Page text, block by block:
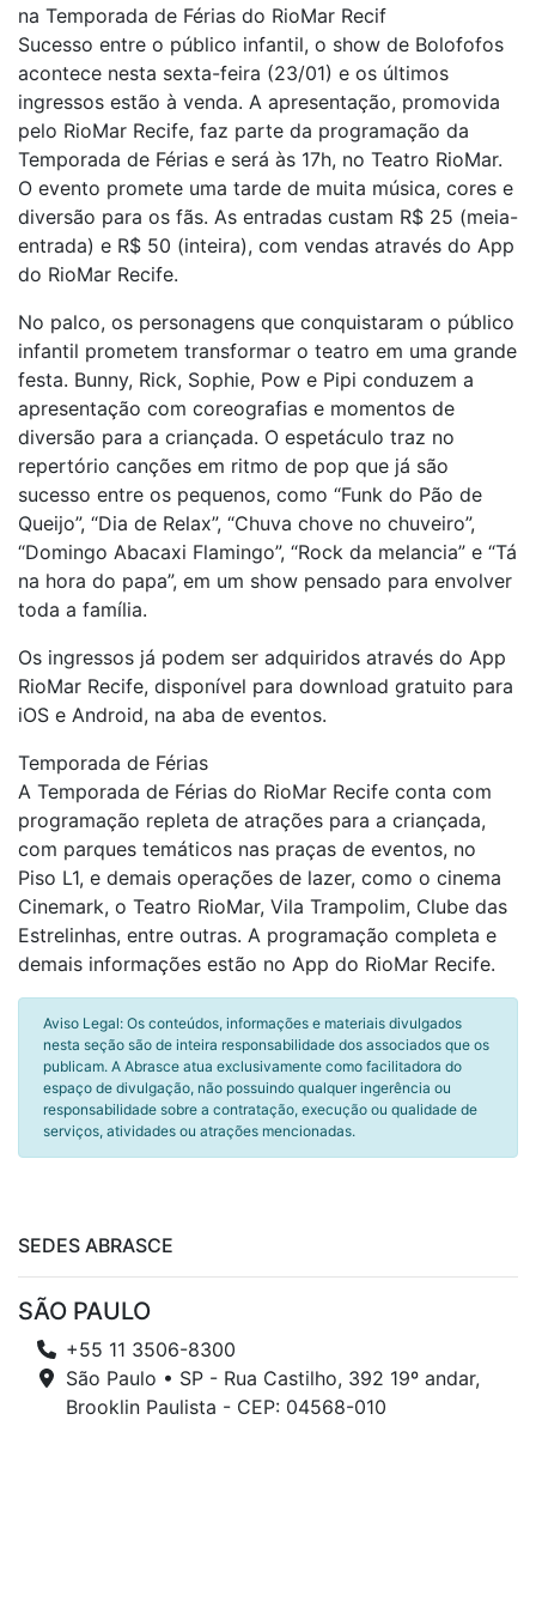
na Temporada de Férias do RioMar Recif
Sucesso entre o público infantil, o show de Bolofofos
acontece nesta sexta-feira (23/01) e os últimos
ingressos estão à venda. A apresentação, promovida
pelo RioMar Recife, faz parte da programação da
Temporada de Férias e será às 17h, no Teatro RioMar.
O evento promete uma tarde de muita música, cores e
diversão para os fãs. As entradas custam R$ 25 (meia-
entrada) e R$ 50 (inteira), com vendas através do App
do RioMar Recife.
No palco, os personagens que conquistaram o público
infantil prometem transformar o teatro em uma grande
festa. Bunny, Rick, Sophie, Pow e Pipi conduzem a
apresentação com coreografias e momentos de
diversão para a criançada. O espetáculo traz no
repertório canções em ritmo de pop que já são
sucesso entre os pequenos, como “Funk do Pão de
Queijo”, “Dia de Relax”, “Chuva chove no chuveiro”,
“Domingo Abacaxi Flamingo”, “Rock da melancia” e “Tá
na hora do papa”, em um show pensado para envolver
toda a família.
Os ingressos já podem ser adquiridos através do App
RioMar Recife, disponível para download gratuito para
iOS e Android, na aba de eventos.
Temporada de Férias
A Temporada de Férias do RioMar Recife conta com
programação repleta de atrações para a criançada,
com parques temáticos nas praças de eventos, no
Piso L1, e demais operações de lazer, como o cinema
Cinemark, o Teatro RioMar, Vila Trampolim, Clube das
Estrelinhas, entre outras. A programação completa e
demais informações estão no App do RioMar Recife.
Aviso Legal: Os conteúdos, informações e materiais divulgados
nesta seção são de inteira responsabilidade dos associados que os
publicam. A Abrasce atua exclusivamente como facilitadora do
espaço de divulgação, não possuindo qualquer ingerência ou
responsabilidade sobre a contratação, execução ou qualidade de
serviços, atividades ou atrações mencionadas.
SEDES ABRASCE
SÃO PAULO
+55 11 3506-8300
São Paulo • SP - Rua Castilho, 392 19º andar,
Brooklin Paulista - CEP: 04568-010